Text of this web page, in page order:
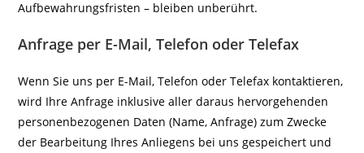
Aufbewahrungsfristen – bleiben unberührt.
Anfrage per E-Mail, Telefon oder Telefax
Wenn Sie uns per E-Mail, Telefon oder Telefax kontaktieren,
wird Ihre Anfrage inklusive aller daraus hervorgehenden
personenbezogenen Daten (Name, Anfrage) zum Zwecke
der Bearbeitung Ihres Anliegens bei uns gespeichert und